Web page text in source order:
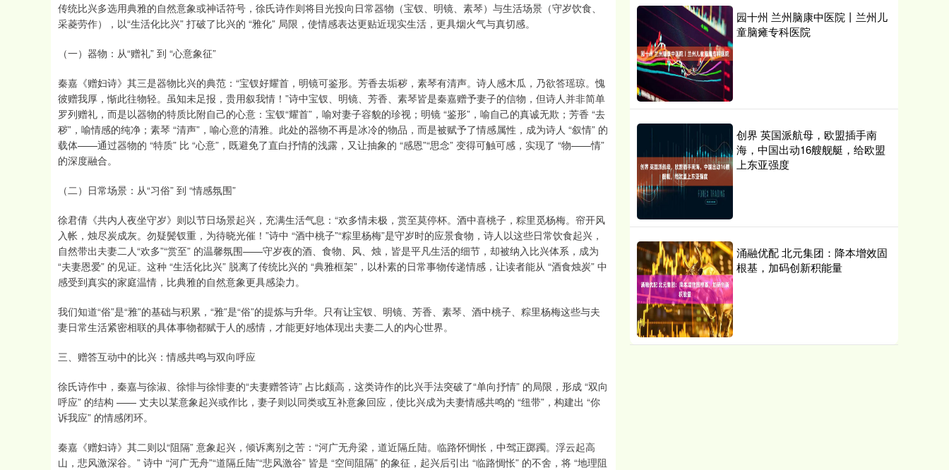
传统比兴多选用典雅的自然意象或神话符号，徐氏诗作则将目光投向日常器物（宝钗、明镜、素琴）与生活场景（守岁饮食、
采菱劳作），以“生活化比兴” 打破了比兴的 “雅化” 局限，使情感表达更贴近现实生活，更具烟火气与真切感。
（一）器物：从“赠礼” 到 “心意象征”
秦嘉《赠妇诗》其三是器物比兴的典范：“宝钗好耀首，明镜可鉴形。芳香去垢秽，素琴有清声。诗人感木瓜，乃欲答瑶琼。愧
彼赠我厚，惭此往物轻。虽知未足报，贵用叙我情！”诗中宝钗、明镜、芳香、素琴皆是秦嘉赠予妻子的信物，但诗人并非简单
罗列赠礼，而是以器物的特质比附自己的心意：宝钗“耀首”，喻对妻子容貌的珍视；明镜 “鉴形”，喻自己的真诚无欺；芳香 “去
秽”，喻情感的纯净；素琴 “清声”，喻心意的清雅。此处的器物不再是冰冷的物品，而是被赋予了情感属性，成为诗人 “叙情” 的
载体——通过器物的 “特质” 比 “心意”，既避免了直白抒情的浅露，又让抽象的 “感恩”“思念” 变得可触可感，实现了 “物——情”
的深度融合。
（二）日常场景：从“习俗” 到 “情感氛围”
徐君倩《共内人夜坐守岁》则以节日场景起兴，充满生活气息：“欢多情未极，赏至莫停杯。酒中喜桃子，粽里觅杨梅。帘开风
入帐，烛尽炭成灰。勿疑鬓钗重，为待晓光催！”诗中 “酒中桃子”“粽里杨梅”是守岁时的应景食物，诗人以这些日常饮食起兴，
自然带出夫妻二人“欢多”“赏至” 的温馨氛围——守岁夜的酒、食物、风、烛，皆是平凡生活的细节，却被纳入比兴体系，成为
“夫妻恩爱” 的见证。这种 “生活化比兴” 脱离了传统比兴的 “典雅框架”，以朴素的日常事物传递情感，让读者能从 “酒食烛炭” 中
感受到真实的家庭温情，比典雅的自然意象更具感染力。
我们知道“俗”是“雅”的基础与积累，“雅”是“俗”的提炼与升华。只有让宝钗、明镜、芳香、素琴、酒中桃子、粽里杨梅这些与夫
妻日常生活紧密相联的具体事物都赋于人的感情，才能更好地体现出夫妻二人的内心世界。
三、赠答互动中的比兴：情感共鸣与双向呼应
徐氏诗作中，秦嘉与徐淑、徐悱与徐悱妻的“夫妻赠答诗” 占比颇高，这类诗作的比兴手法突破了“单向抒情” 的局限，形成 “双向
呼应” 的结构 —— 丈夫以某意象起兴或作比，妻子则以同类或互补意象回应，使比兴成为夫妻情感共鸣的 “纽带”，构建出 “你
诉我应” 的情感闭环。
秦嘉《赠妇诗》其二则以“阻隔” 意象起兴，倾诉离别之苦：“河广无舟梁，道近隔丘陆。临路怀惆怅，中驾正踯躅。浮云起高
山，悲风激深谷。” 诗中 “河广无舟”“道隔丘陆”“悲风激谷” 皆是 “空间阻隔” 的象征，起兴后引出 “临路惆怅” 的不舍，将 “地理阻
园十州 兰州脑康中医院丨兰州儿
童脑瘫专科医院
创界 英国派航母，欧盟插手南
海，中国出动16艘舰艇，给欧盟
上东亚强度
涌融优配 北元集团：降本增效固
根基，加码创新积能量